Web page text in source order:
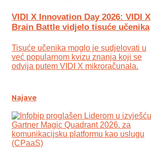
VIDI X Innovation Day 2026: VIDI X
Brain Battle vidjelo tisuće učenika
Tisuće učenika moglo je sudjelovati u
već popularnom kvizu znanja koji se
odvija putem VIDI X mikroračunala.
Najave